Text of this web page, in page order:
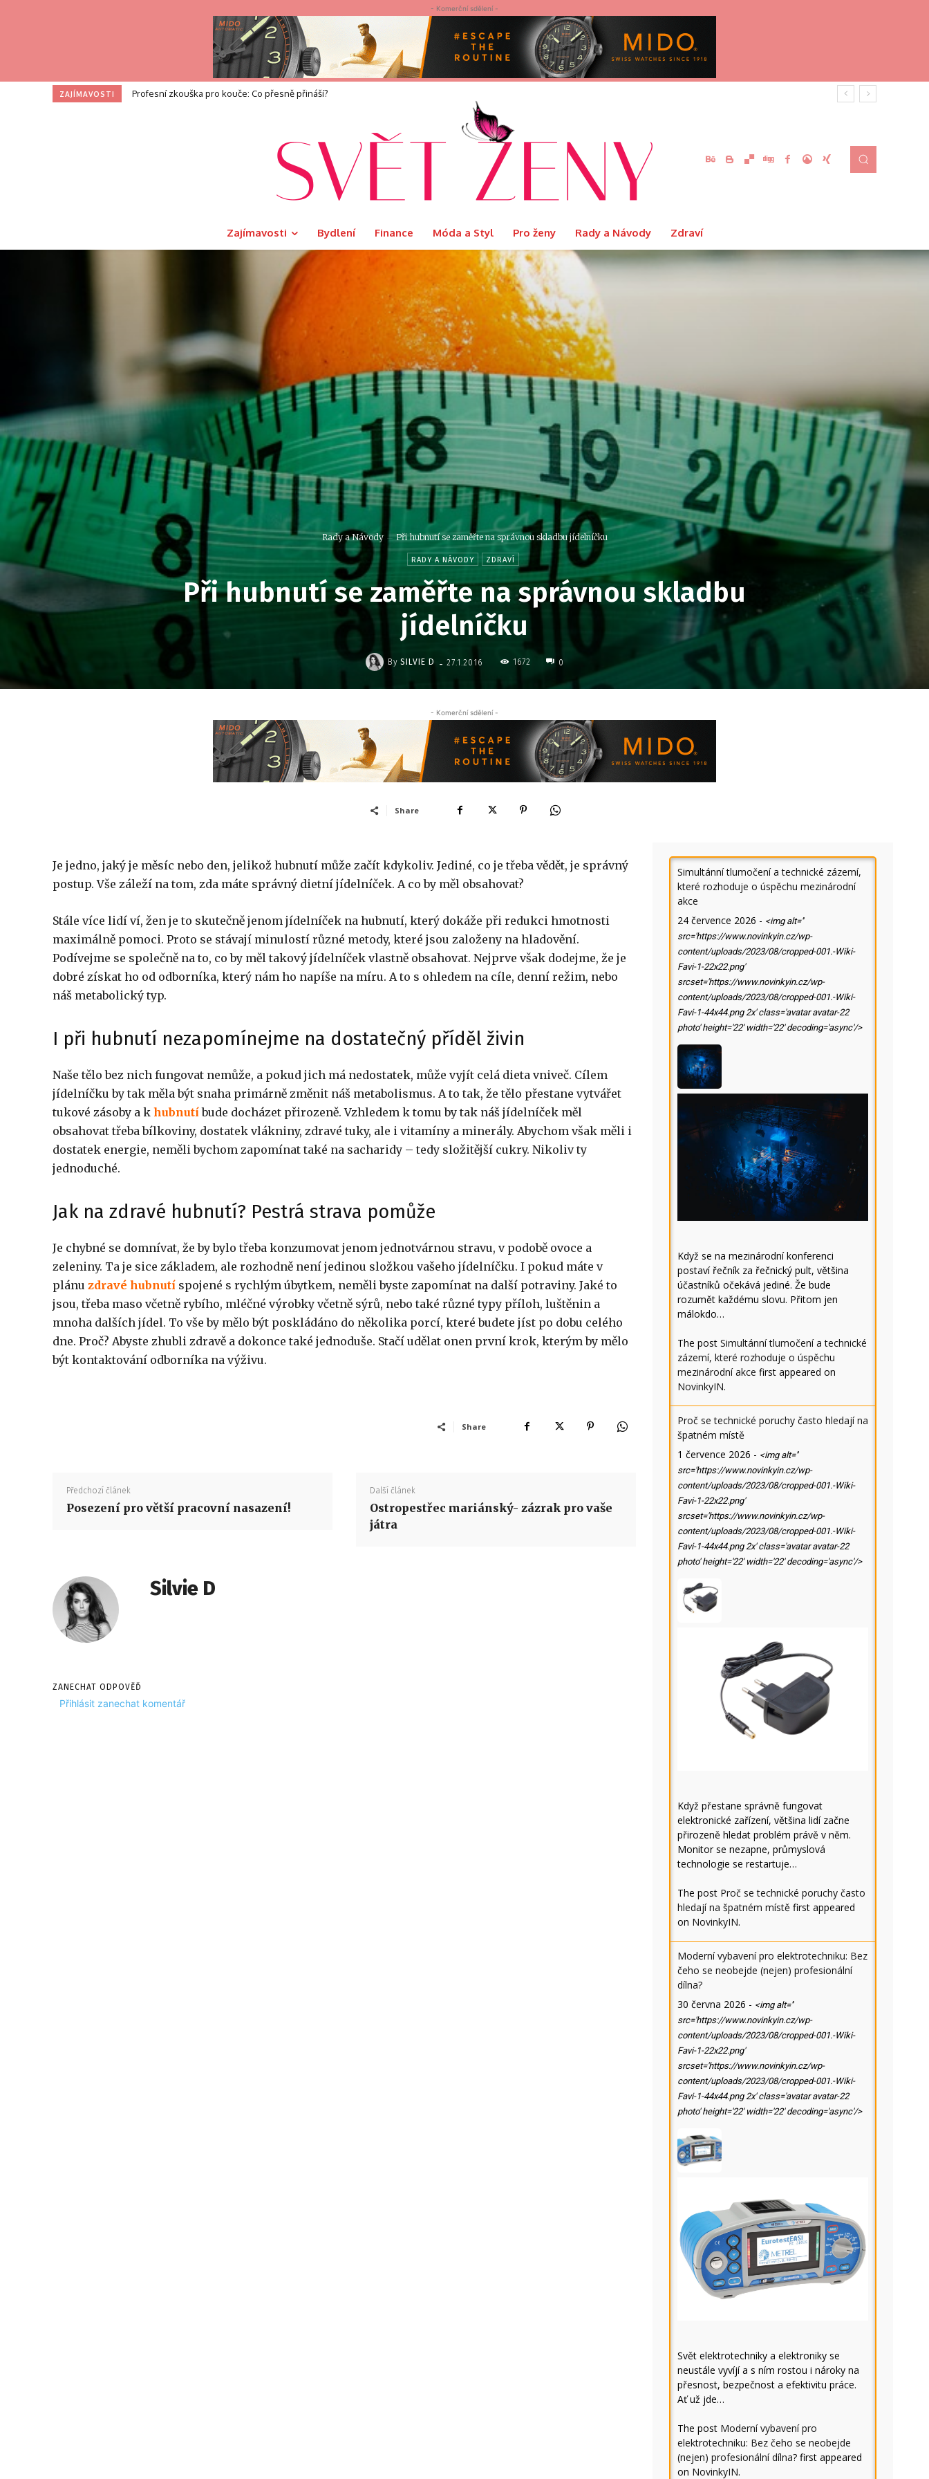
- Komerční sdělení -
ZAJÍMAVOSTI Profesní zkouška pro kouče: Co přesně přináší?
I na toaletě si zasloužíte dotek luxusu. Velvet představuje limitovanou edici Ritual s podmanivou vůní Orientu
Zajímavosti Bydlení Finance Móda a Styl Pro ženy Rady a Návody Zdraví
Rady a Návody Při hubnutí se zaměřte na správnou skladbu jídelníčku
RADY A NÁVODY ZDRAVÍ
Při hubnutí se zaměřte na správnou skladbu
jídelníčku
By SILVIE D - 27.1.2016 1672 0
- Komerční sdělení -
Share
Je jedno, jaký je měsíc nebo den, jelikož hubnutí může začít kdykoliv. Jediné, co je třeba vědět, je správný
postup. Vše záleží na tom, zda máte správný dietní jídelníček. A co by měl obsahovat?
Stále více lidí ví, žen je to skutečně jenom jídelníček na hubnutí, který dokáže při redukci hmotnosti
maximálně pomoci. Proto se stávají minulostí různé metody, které jsou založeny na hladovění.
Podívejme se společně na to, co by měl takový jídelníček vlastně obsahovat. Nejprve však dodejme, že je
dobré získat ho od odborníka, který nám ho napíše na míru. A to s ohledem na cíle, denní režim, nebo
náš metabolický typ.
I při hubnutí nezapomínejme na dostatečný příděl živin
Naše tělo bez nich fungovat nemůže, a pokud jich má nedostatek, může vyjít celá dieta vniveč. Cílem
jídelníčku by tak měla být snaha primárně změnit náš metabolismus. A to tak, že tělo přestane vytvářet
tukové zásoby a k hubnutíbude docházet přirozeně. Vzhledem k tomu by tak náš jídelníček měl
obsahovat třeba bílkoviny, dostatek vlákniny, zdravé tuky, ale i vitamíny a minerály. Abychom však měli i
dostatek energie, neměli bychom zapomínat také na sacharidy – tedy složitější cukry. Nikoliv ty
jednoduché.
Jak na zdravé hubnutí? Pestrá strava pomůže
Je chybné se domnívat, že by bylo třeba konzumovat jenom jednotvárnou stravu, v podobě ovoce a
zeleniny. Ta je sice základem, ale rozhodně není jedinou složkou vašeho jídelníčku. I pokud máte v
plánu zdravé hubnutí spojené s rychlým úbytkem, neměli byste zapomínat na další potraviny. Jaké to
jsou, třeba maso včetně rybího, mléčné výrobky včetně sýrů, nebo také různé typy příloh, luštěnin a
mnoha dalších jídel. To vše by mělo být poskládáno do několika porcí, které budete jíst po dobu celého
dne. Proč? Abyste zhubli zdravě a dokonce také jednoduše. Stačí udělat onen první krok, kterým by mělo
být kontaktování odborníka na výživu.
Share
Předchozí článek
Posezení pro větší pracovní nasazení!
Další článek
Ostropestřec mariánský- zázrak pro vaše
játra
Silvie D
ZANECHAT ODPOVĚĎ
Přihlásit zanechat komentář
Simultánní tlumočení a technické zázemí,
které rozhoduje o úspěchu mezinárodní
akce
24 července 2026 - <img alt=''
src='https://www.novinkyin.cz/wp-
content/uploads/2023/08/cropped-001.-Wiki-
Favi-1-22x22.png'
srcset='https://www.novinkyin.cz/wp-
content/uploads/2023/08/cropped-001.-Wiki-
Favi-1-44x44.png 2x' class='avatar avatar-22
photo' height='22' width='22' decoding='async'/>
Když se na mezinárodní konferenci
postaví řečník za řečnický pult, většina
účastníků očekává jediné. Že bude
rozumět každému slovu. Přitom jen
málokdo…
The post Simultánní tlumočení a technické
zázemí, které rozhoduje o úspěchu
mezinárodní akce first appeared on
NovinkyIN.
Proč se technické poruchy často hledají na
špatném místě
1 července 2026 - <img alt=''
src='https://www.novinkyin.cz/wp-
content/uploads/2023/08/cropped-001.-Wiki-
Favi-1-22x22.png'
srcset='https://www.novinkyin.cz/wp-
content/uploads/2023/08/cropped-001.-Wiki-
Favi-1-44x44.png 2x' class='avatar avatar-22
photo' height='22' width='22' decoding='async'/>
Když přestane správně fungovat
elektronické zařízení, většina lidí začne
přirozeně hledat problém právě v něm.
Monitor se nezapne, průmyslová
technologie se restartuje…
The post Proč se technické poruchy často
hledají na špatném místě first appeared
on NovinkyIN.
Moderní vybavení pro elektrotechniku: Bez
čeho se neobejde (nejen) profesionální
dílna?
30 června 2026 - <img alt=''
src='https://www.novinkyin.cz/wp-
content/uploads/2023/08/cropped-001.-Wiki-
Favi-1-22x22.png'
srcset='https://www.novinkyin.cz/wp-
content/uploads/2023/08/cropped-001.-Wiki-
Favi-1-44x44.png 2x' class='avatar avatar-22
photo' height='22' width='22' decoding='async'/>
Svět elektrotechniky a elektroniky se
neustále vyvíjí a s ním rostou i nároky na
přesnost, bezpečnost a efektivitu práce.
Ať už jde…
The post Moderní vybavení pro
elektrotechniku: Bez čeho se neobejde
(nejen) profesionální dílna? first appeared
on NovinkyIN.